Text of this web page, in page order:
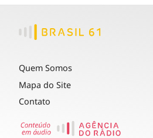
Quem Somos
Mapa do Site
Contato